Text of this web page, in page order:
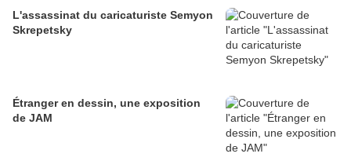
L'assassinat du caricaturiste Semyon
Skrepetsky
Étranger en dessin, une exposition
de JAM